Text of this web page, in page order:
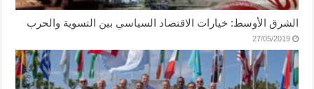
الشرق الأوسط: خيارات الاقتصاد السياسي بين التسوية والحرب
27/05/2019